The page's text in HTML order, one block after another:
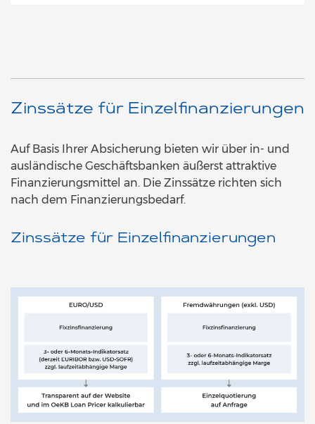
Zinssätze für Einzelfinanzierungen
Auf Basis Ihrer Absicherung bieten wir über in- und
ausländische Geschäftsbanken äußerst attraktive
Finanzierungsmittel an. Die Zinssätze richten sich
nach dem Finanzierungsbedarf.
Zinssätze für Einzelfinanzierungen